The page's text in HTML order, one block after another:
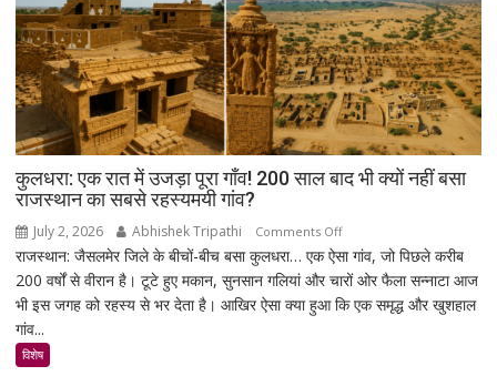
का
भाव
₹1.48
लाख
पहुंचा
कुलधरा: एक रात में उजड़ा पूरा गाँव! 200 साल बाद भी क्यों नहीं बसा
राजस्थान का सबसे रहस्यमयी गांव?
July 2, 2026 Abhishek Tripathi Comments Offon
कुलधरा:
एक
रात
राजस्थान: जैसलमेर जिले के बीचों-बीच बसा कुलधरा… एक ऐसा गांव, जो पिछले करीब
200 वर्षों से वीरान है। टूटे हुए मकान, सुनसान गलियां और चारों ओर फैला सन्नाटा आज
भी इस जगह को रहस्य से भर देता है। आखिर ऐसा क्या हुआ कि एक समृद्ध और खुशहाल
गांव...
विशेष